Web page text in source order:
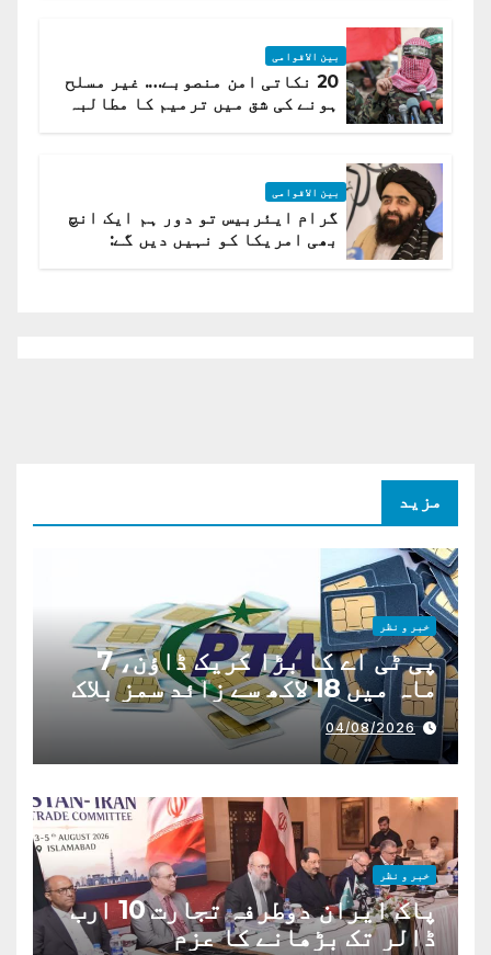
بین الاقوامی
20 نکاتی امن منصوبے…. غیر مسلح
ہونے کی شق میں ترمیم کا مطالبہ
بین الاقوامی
گرام ایئربیس تو دور ہم ایک انچ
بھی امریکا کو نہیں دیں گے:
مزید
خبر و نظر
پی ٹی اے کا بڑا کریک ڈاؤن، 7
ماہ میں 18 لاکھ سے زائد سمز بلاک
04/08/2026
خبر و نظر
پاک ایران دوطرفہ تجارت 10 ارب
ڈالر تک بڑھانے کا عزم